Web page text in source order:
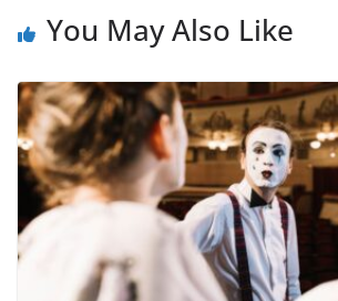
You May Also Like